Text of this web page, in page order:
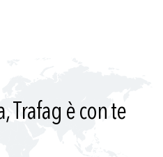
Trafag è con te